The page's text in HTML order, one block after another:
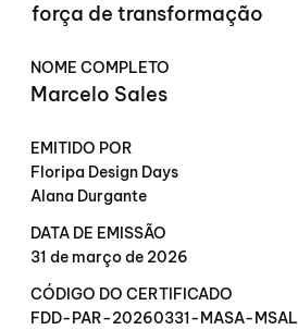
força de transformação
NOME COMPLETO
Marcelo Sales
DATA DE EMISSÃO
31 de março de 2026
EMITIDO POR
Floripa Design Days
Alana Durgante
CÓDIGO DO CERTIFICADO
FDD-PAR-20260331-MASA-MSAL